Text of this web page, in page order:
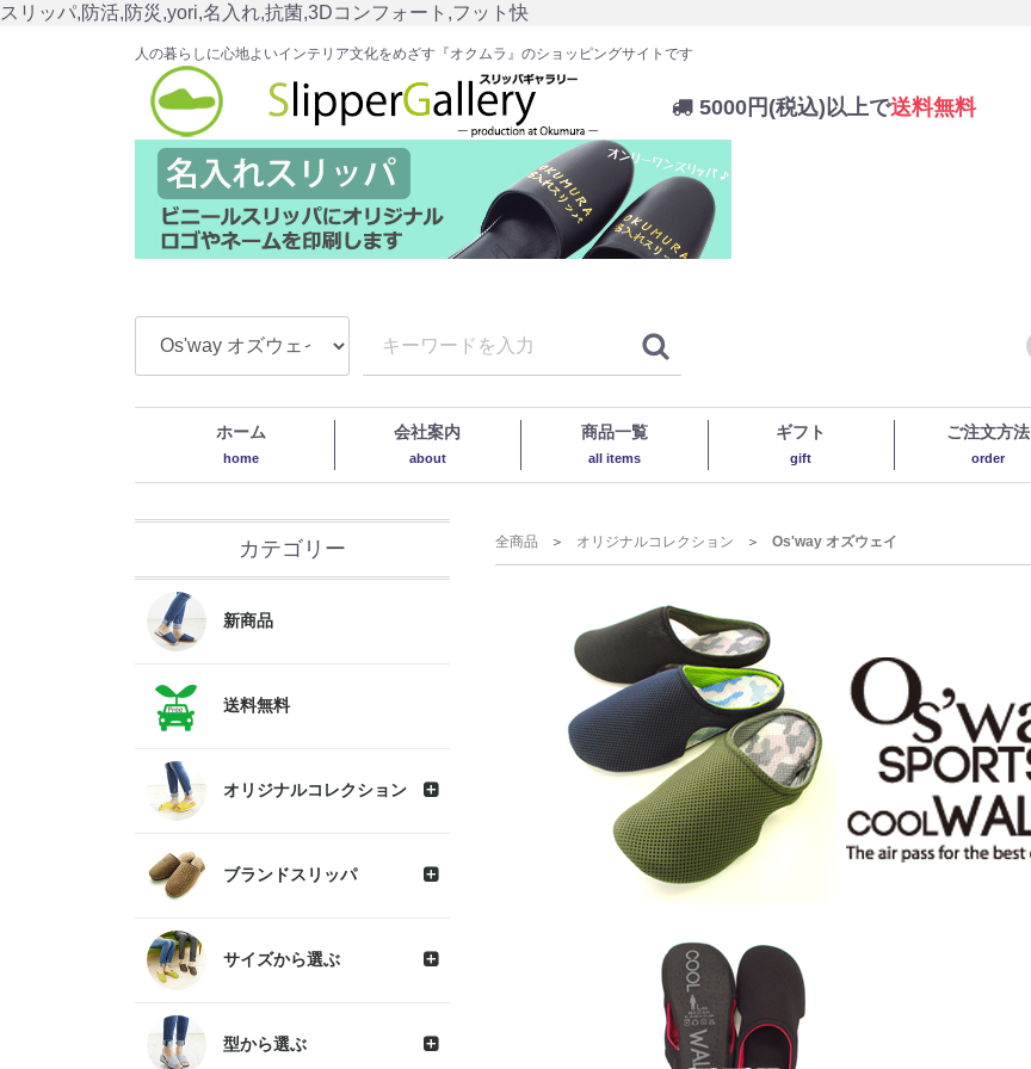
スリッパ,防活,防災,yori,名入れ,抗菌,3Dコンフォート,フット快
人の暮らしに心地よいインテリア文化をめざす『オクムラ』のショッピングサイトです
5000円(税込)以上で送料無料
ホーム
home
会社案内
about
商品一覧
all items
ギフト
gift
ご注文方法
order
カテゴリー
新商品
送料無料
オリジナルコレクション
ブランドスリッパ
サイズから選ぶ
型から選ぶ
全商品 オリジナルコレクション Os'way オズウェイ